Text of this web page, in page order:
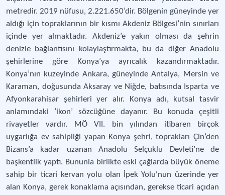
metredir. 2019 nüfusu, 2.221.650’dir. Bölgenin güneyinde yer
aldığı için topraklarının bir kısmı Akdeniz Bölgesi’nin sınırları
içinde yer almaktadır. Akdeniz’e yakın olması da şehrin
denizle bağlantısını kolaylaştırmakta, bu da diğer Anadolu
şehirlerine göre Konya’ya ayrıcalık kazandırmaktadır.
Konya’nın kuzeyinde Ankara, güneyinde Antalya, Mersin ve
Karaman, doğusunda Aksaray ve Niğde, batısında Isparta ve
Afyonkarahisar şehirleri yer alır. Konya adı, kutsal tasvir
anlamındaki ‘ikon’ sözcüğüne dayanır. Bu konuda çeşitli
rivayetler vardır. MÖ VII. bin yılından itibaren birçok
uygarlığa ev sahipliği yapan Konya şehri, toprakları Çin’den
Bizans’a kadar uzanan Anadolu Selçuklu Devleti’ne de
başkentlik yaptı. Bununla birlikte eski çağlarda büyük öneme
sahip bir ticari kervan yolu olan İpek Yolu'nun üzerinde yer
alan Konya, gerek konaklama açısından, gerekse ticari açıdan